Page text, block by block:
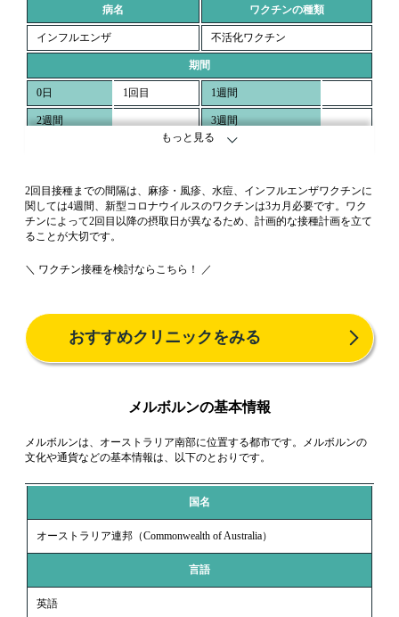
病名 ワクチンの種類
インフルエンザ 不活化ワクチン
期間
0日 1回目 1週間
2週間 3週間
3カ月
もっと見る
2回目接種までの間隔は、麻疹・風疹、水痘、インフルエンザワクチンに
関しては4週間、新型コロナウイルスのワクチンは3カ月必要です。ワク
チンによって2回目以降の摂取日が異なるため、計画的な接種計画を立て
ることが大切です。
＼ ワクチン接種を検討ならこちら！ ／
おすすめクリニックをみる
メルボルンの基本情報
メルボルンは、オーストラリア南部に位置する都市です。メルボルンの
文化や通貨などの基本情報は、以下のとおりです。
国名
オーストラリア連邦（Commonwealth of Australia）
言語
英語